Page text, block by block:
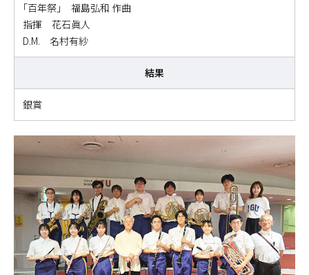
「百年祭」 福島弘和 作曲
指揮 花石眞人
D.M. 名村有紗
結果
銀賞